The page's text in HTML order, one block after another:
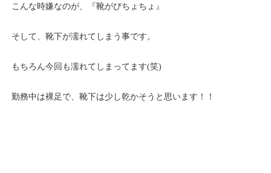
こんな時嫌なのが、『靴がびちょちょ』
そして、靴下が濡れてしまう事です。
もちろん今回も濡れてしまってます(笑)
勤務中は裸足で、靴下は少し乾かそうと思います！！